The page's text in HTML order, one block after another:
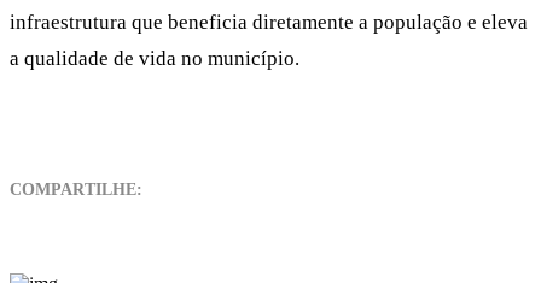
infraestrutura que beneficia diretamente a população e eleva
a qualidade de vida no município.
COMPARTILHE: